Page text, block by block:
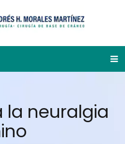
la neuralgia